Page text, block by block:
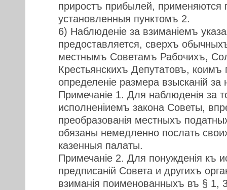
приростъ прибылей, применяются
установленныя пунктомъ 2.
6) Наблюденiе за взиманiемъ
предоставляется, сверхъ
местнымъ Советамъ Рабочихъ,
Крестьянскихъ Депутатовъ, коимъ
определенiе размера взысканiй за
Примечанiе 1. Для наблюденiя за
исполненiиемъ закона Советы,
преобразованiя местныхъ
обязаны немедленно послать
казенныя палаты.
Примечанiе 2. Для понужденiя къ
предписанiй Совета и другихъ
взиманiя поименованныхъ въ § 1,